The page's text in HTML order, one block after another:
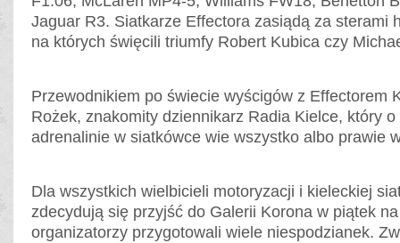
Jaguar R3. Siatkarze Effectora zasiądą za sterami
na których święcili triumfy Robert Kubica czy
Przewodnikiem po świecie wyścigów z Effectorem
Rożek, znakomity dziennikarz Radia Kielce, który
adrenalinie w siatkówce wie wszystko albo prawie
Dla wszystkich wielbicieli motoryzacji i kieleckiej
zdecydują się przyjść do Galerii Korona w piątek
organizatorzy przygotowali wiele niespodzianek.